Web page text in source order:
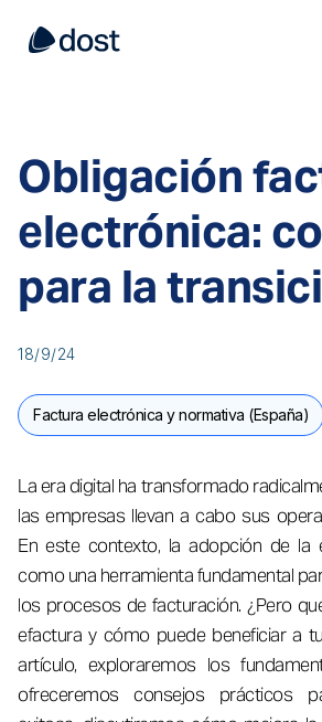
Obligación
electrónica:
para la
18/9/24
Factura electrónica y normativa (España)
La era digital ha transformado
las empresas llevan a cabo sus
En este contexto, la adopción de la
como una herramienta fundamental
los procesos de facturación. ¿Pero
efactura y cómo puede beneficiar a
artículo, exploraremos los
ofreceremos consejos prácticos